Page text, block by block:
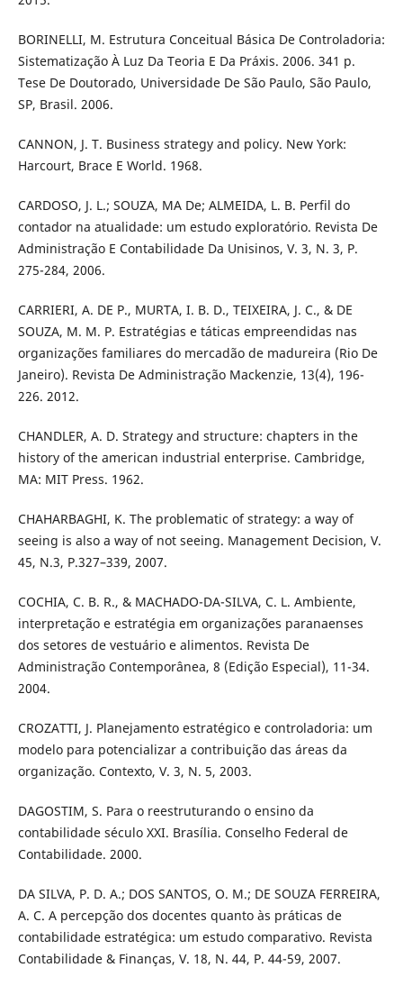
BORINELLI, M. Estrutura Conceitual Básica De Controladoria:
Sistematização À Luz Da Teoria E Da Práxis. 2006. 341 p.
Tese De Doutorado, Universidade De São Paulo, São Paulo,
SP, Brasil. 2006.
CANNON, J. T. Business strategy and policy. New York:
Harcourt, Brace E World. 1968.
CARDOSO, J. L.; SOUZA, MA De; ALMEIDA, L. B. Perfil do
contador na atualidade: um estudo exploratório. Revista De
Administração E Contabilidade Da Unisinos, V. 3, N. 3, P.
275-284, 2006.
CARRIERI, A. DE P., MURTA, I. B. D., TEIXEIRA, J. C., & DE
SOUZA, M. M. P. Estratégias e táticas empreendidas nas
organizações familiares do mercadão de madureira (Rio De
Janeiro). Revista De Administração Mackenzie, 13(4), 196-
226. 2012.
CHANDLER, A. D. Strategy and structure: chapters in the
history of the american industrial enterprise. Cambridge,
MA: MIT Press. 1962.
CHAHARBAGHI, K. The problematic of strategy: a way of
seeing is also a way of not seeing. Management Decision, V.
45, N.3, P.327–339, 2007.
COCHIA, C. B. R., & MACHADO-DA-SILVA, C. L. Ambiente,
interpretação e estratégia em organizações paranaenses
dos setores de vestuário e alimentos. Revista De
Administração Contemporânea, 8 (Edição Especial), 11-34.
2004.
CROZATTI, J. Planejamento estratégico e controladoria: um
modelo para potencializar a contribuição das áreas da
organização. Contexto, V. 3, N. 5, 2003.
DAGOSTIM, S. Para o reestruturando o ensino da
contabilidade século XXI. Brasília. Conselho Federal de
Contabilidade. 2000.
DA SILVA, P. D. A.; DOS SANTOS, O. M.; DE SOUZA FERREIRA,
A. C. A percepção dos docentes quanto às práticas de
contabilidade estratégica: um estudo comparativo. Revista
Contabilidade & Finanças, V. 18, N. 44, P. 44-59, 2007.